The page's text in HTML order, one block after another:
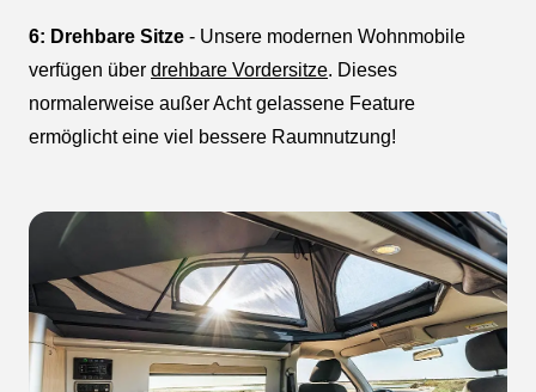
6: Drehbare Sitze - Unsere modernen Wohnmobile
verfügen über drehbare Vordersitze. Dieses
normalerweise außer Acht gelassene Feature
ermöglicht eine viel bessere Raumnutzung!